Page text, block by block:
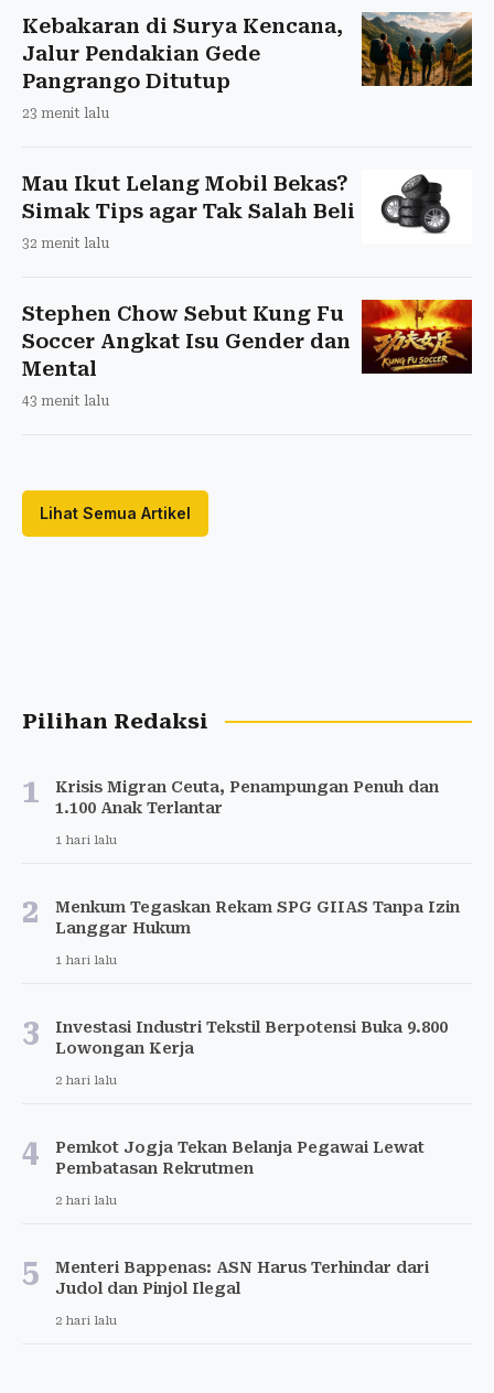
Kebakaran di Surya Kencana,
Jalur Pendakian Gede
Pangrango Ditutup
23 menit lalu
Mau Ikut Lelang Mobil Bekas?
Simak Tips agar Tak Salah Beli
32 menit lalu
Stephen Chow Sebut Kung Fu
Soccer Angkat Isu Gender dan
Mental
43 menit lalu
Lihat Semua Artikel
Pilihan Redaksi
1
Krisis Migran Ceuta, Penampungan Penuh dan
1.100 Anak Terlantar
1 hari lalu
2
Menkum Tegaskan Rekam SPG GIIAS Tanpa Izin
Langgar Hukum
1 hari lalu
3
Investasi Industri Tekstil Berpotensi Buka 9.800
Lowongan Kerja
2 hari lalu
4
Pemkot Jogja Tekan Belanja Pegawai Lewat
Pembatasan Rekrutmen
2 hari lalu
5
Menteri Bappenas: ASN Harus Terhindar dari
Judol dan Pinjol Ilegal
2 hari lalu